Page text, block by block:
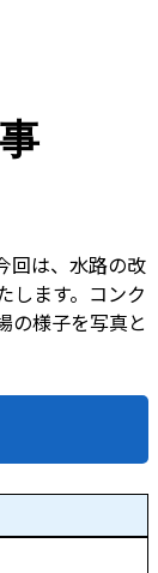
回は、水路の改
します。コンク
の様子を写真と